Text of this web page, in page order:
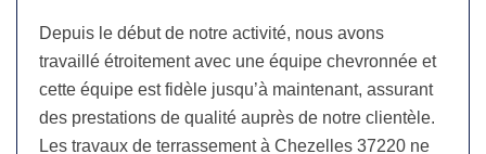
Depuis le début de notre activité, nous avons
travaillé étroitement avec une équipe chevronnée et
cette équipe est fidèle jusqu’à maintenant, assurant
des prestations de qualité auprès de notre clientèle.
Les travaux de terrassement à Chezelles 37220 ne